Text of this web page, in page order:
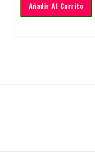
Añadir Al Carrito